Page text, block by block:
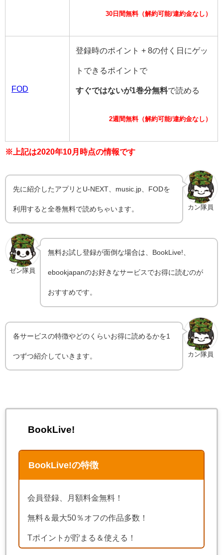
30日間無料（解約可能/違約金なし）
FOD
登録時のポイント + 8の付く日にゲッ
トできるポイントで
すぐではないが1巻分無料で読める
2週間無料（解約可能/違約金なし）
※上記は2020年10月時点の情報です
カン隊員
先に紹介したアプリとU-NEXT、music.jp、FODを
利用すると全巻無料で読めちゃいます。
ゼン隊員
無料お試し登録が面倒な場合は、BookLive!、
ebookjapanのお好きなサービスでお得に読むのが
おすすめです。
カン隊員
各サービスの特徴やどのくらいお得に読めるかを1
つずつ紹介していきます。
BookLive!
BookLive!の特徴
会員登録、月額料金無料！
無料＆最大50％オフの作品多数！
Tポイントが貯まる＆使える！